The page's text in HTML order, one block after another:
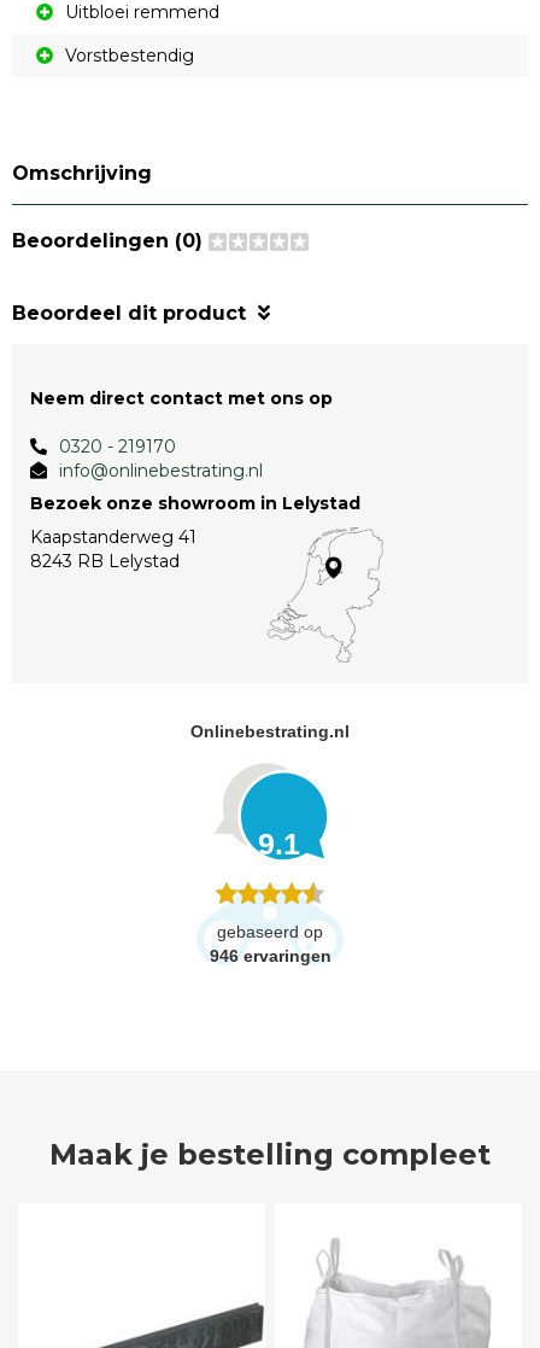
Uitbloei remmend
Vorstbestendig
Omschrijving
Beoordelingen (0)
Beoordeel dit product
Neem direct contact met ons op
0320 - 219170
info@onlinebestrating.nl
Bezoek onze showroom in Lelystad
Kaapstanderweg 41
8243 RB Lelystad
Onlinebestrating.nl
9.1
gebaseerd op
946 ervaringen
Maak je bestelling compleet